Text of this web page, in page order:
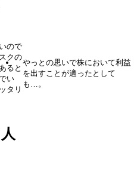
ので
クの
ると
い
タリ
やっとの思いで株において利益
を出すことが適ったとして
も…。